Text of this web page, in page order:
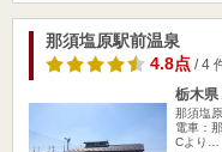
那須塩原駅前温泉
4.8点/ 4
栃木県
那須塩
電車：
Cより…